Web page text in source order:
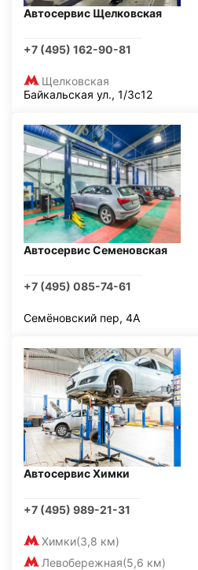
Автосервис Щелковская
+7 (495) 162-90-81
Щелковская
Байкальская ул., 1/3с12
Автосервис Семеновская
+7 (495) 085-74-61
Семёновский пер, 4А
Автосервис Химки
+7 (495) 989-21-31
Химки(3,8 км)
Левобережная(5,6 км)